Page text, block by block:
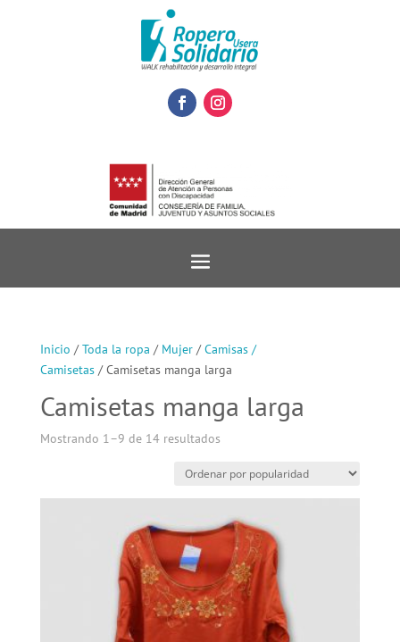
Inicio /Toda la ropa / Mujer/Camisas /
Camisetas/ Camisetas manga larga
Camisetas manga larga
Mostrando 1–9 de 14 resultados